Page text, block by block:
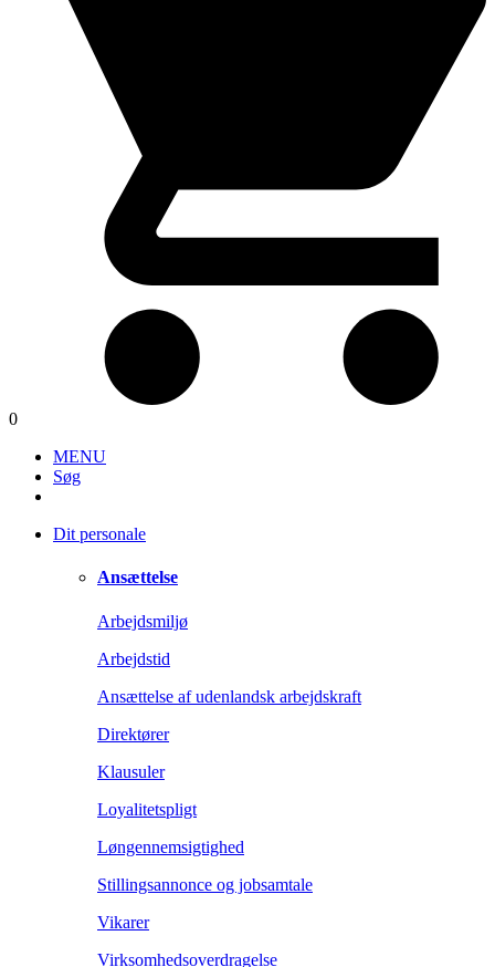
0
MENU
Søg
Dit personale
Ansættelse
Arbejdsmiljø
Arbejdstid
Ansættelse af udenlandsk arbejdskraft
Direktører
Klausuler
Loyalitetspligt
Løngennemsigtighed
Stillingsannonce og jobsamtale
Vikarer
Virksomhedsoverdragelse